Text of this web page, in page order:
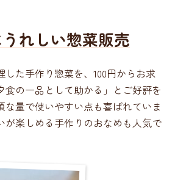
れしい惣菜販売
した手作り惣菜を、100円からお求
食の一品として助かる」とご好評を
な量で使いやすい点も喜ばれていま
が楽しめる手作りのおなめも人気で